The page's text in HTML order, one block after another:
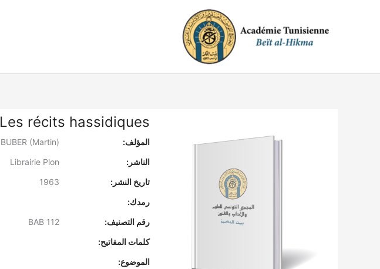
Les récits hassidiques
المؤلف:
الناشر:
تاريخ النشر:
رمدك:
رقم التصنيف:
كلمات المفاتيح:
الموضوع: